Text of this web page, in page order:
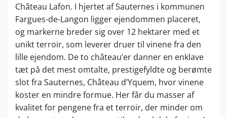
Château Lafon. I hjertet af Sauternes i kommunen
Fargues-de-Langon ligger ejendommen placeret,
og markerne breder sig over 12 hektarer med et
unikt terroir, som leverer druer til vinene fra den
lille ejendom. De to château’er danner en enklave
tæt på det mest omtalte, prestigefyldte og berømte
slot fra Sauternes, Château d’Yquem, hvor vinene
koster en mindre formue. Her får du masser af
kvalitet for pengene fra et terroir, der minder om